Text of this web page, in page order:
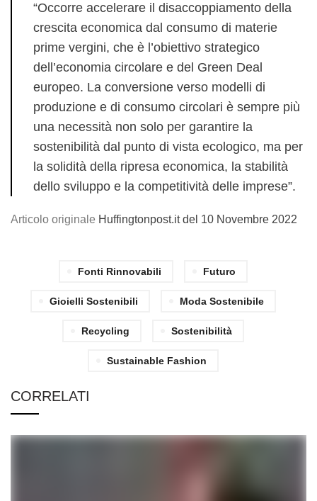
“Occorre accelerare il disaccoppiamento della
crescita economica dal consumo di materie
prime vergini, che è l’obiettivo strategico
dell’economia circolare e del Green Deal
europeo. La conversione verso modelli di
produzione e di consumo circolari è sempre più
una necessità non solo per garantire la
sostenibilità dal punto di vista ecologico, ma per
la solidità della ripresa economica, la stabilità
dello sviluppo e la competitività delle imprese”.
Articolo originale Huffingtonpost.it del 10 Novembre 2022
Fonti Rinnovabili Futuro
Gioielli Sostenibili Moda Sostenibile
Recycling Sostenibilità
Sustainable Fashion
CORRELATI